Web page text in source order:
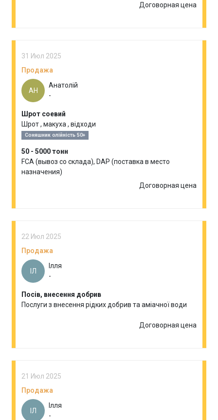
Договорная цена
31 Июл 2025
Продажа
АН
Анатолій
-
Шрот соевий
Шрот , макуха , відходи
Соняшник олійність 50+
50 - 5000 тонн
FCA (вывоз со склада), DAP (поставка в место
назначения)
Договорная цена
22 Июл 2025
Продажа
ІЛ
Ілля
-
Посів, внесення добрив
Послуги з внесення рідких добрив та аміачної води
Договорная цена
21 Июл 2025
Продажа
ІЛ
Ілля
-